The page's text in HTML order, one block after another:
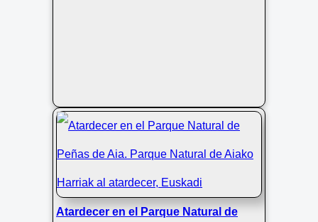
Atardecer en el Parque Natural de